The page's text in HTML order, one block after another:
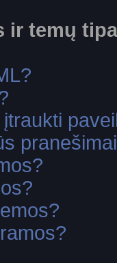
ir temų